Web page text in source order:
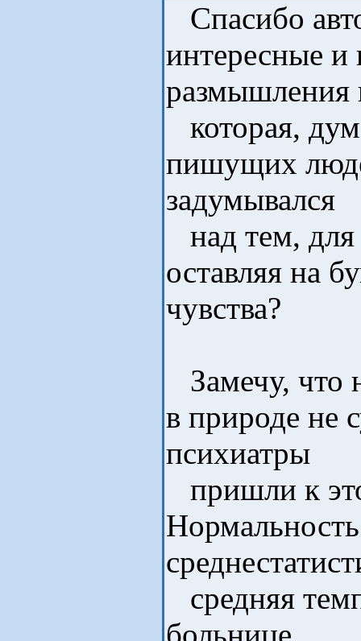
Спасибо
интересные и
размышления
которая,
пишущих
задумывался
над тем, для
оставляя на
чувства?
Замечу, что
в природе не
психиатры
пришли к
средняя